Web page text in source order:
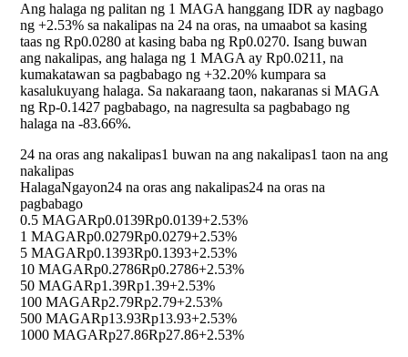
Ang halaga ng palitan ng 1 MAGA hanggang IDR ay nagbago
ng +2.53% sa nakalipas na 24 na oras, na umaabot sa kasing
taas ng Rp0.0280 at kasing baba ng Rp0.0270. Isang buwan
ang nakalipas, ang halaga ng 1 MAGA ay Rp0.0211, na
kumakatawan sa pagbabago ng +32.20% kumpara sa
kasalukuyang halaga. Sa nakaraang taon, nakaranas si MAGA
ng Rp-0.1427 pagbabago, na nagresulta sa pagbabago ng
halaga na -83.66%.
24 na oras ang nakalipas1 buwan na ang nakalipas1 taon na ang
nakalipas
HalagaNgayon24 na oras ang nakalipas24 na oras na
pagbabago
0.5 MAGARp0.0139Rp0.0139+2.53%
1 MAGARp0.0279Rp0.0279+2.53%
5 MAGARp0.1393Rp0.1393+2.53%
10 MAGARp0.2786Rp0.2786+2.53%
50 MAGARp1.39Rp1.39+2.53%
100 MAGARp2.79Rp2.79+2.53%
500 MAGARp13.93Rp13.93+2.53%
1000 MAGARp27.86Rp27.86+2.53%